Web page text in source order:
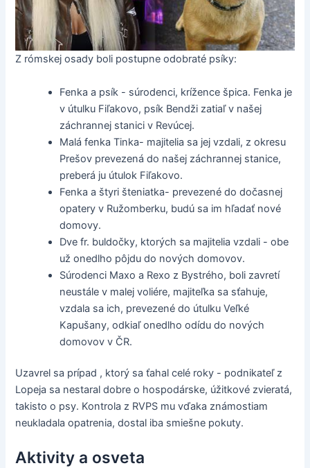
Z rómskej osady boli postupne odobraté psíky:
Fenka a psík - súrodenci, krížence špica. Fenka je
v útulku Fiľakovo, psík Bendži zatiaľ v našej
záchrannej stanici v Revúcej.
Malá fenka Tinka- majitelia sa jej vzdali, z okresu
Prešov prevezená do našej záchrannej stanice,
preberá ju útulok Fiľakovo.
Fenka a štyri šteniatka- prevezené do dočasnej
opatery v Ružomberku, budú sa im hľadať nové
domovy.
Dve fr. buldočky, ktorých sa majitelia vzdali - obe
už onedlho pôjdu do nových domovov.
Súrodenci Maxo a Rexo z Bystrého, boli zavretí
neustále v malej voliére, majiteľka sa sťahuje,
vzdala sa ich, prevezené do útulku Veľké
Kapušany, odkiaľ onedlho odídu do nových
domovov v ČR.
Uzavrel sa prípad , ktorý sa ťahal celé roky - podnikateľ z
Lopeja sa nestaral dobre o hospodárske, úžitkové zvieratá,
takisto o psy. Kontrola z RVPS mu vďaka známostiam
neukladala opatrenia, dostal iba smiešne pokuty.
Aktivity a osveta